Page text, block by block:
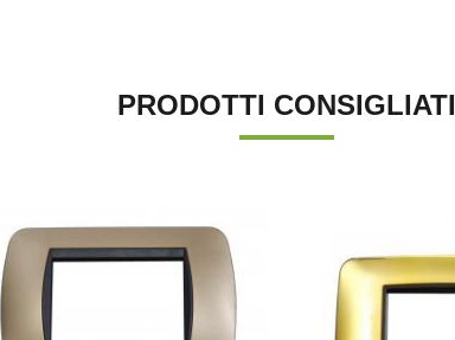
PRODOTTI CONSIGLIATI